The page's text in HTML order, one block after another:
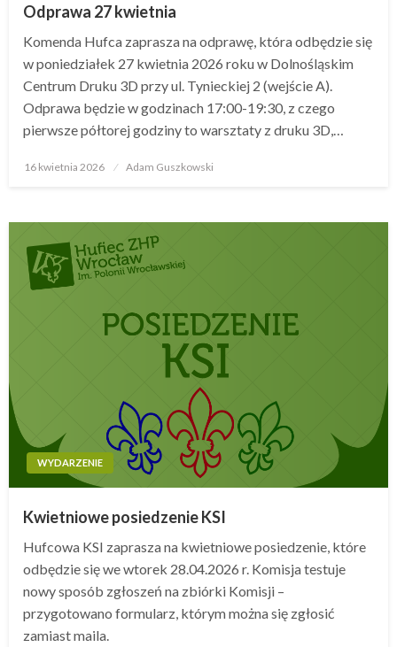
Odprawa 27 kwietnia
Komenda Hufca zaprasza na odprawę, która odbędzie się
w poniedziałek 27 kwietnia 2026 roku w Dolnośląskim
Centrum Druku 3D przy ul. Tynieckiej 2 (wejście A).
Odprawa będzie w godzinach 17:00-19:30, z czego
pierwsze półtorej godziny to warsztaty z druku 3D,…
Opublikowane
16 kwietnia 2026 Adam Guszkowski
WYDARZENIE
Kwietniowe posiedzenie KSI
Hufcowa KSI zaprasza na kwietniowe posiedzenie, które
odbędzie się we wtorek 28.04.2026 r. Komisja testuje
nowy sposób zgłoszeń na zbiórki Komisji –
przygotowano formularz, którym można się zgłosić
zamiast maila.